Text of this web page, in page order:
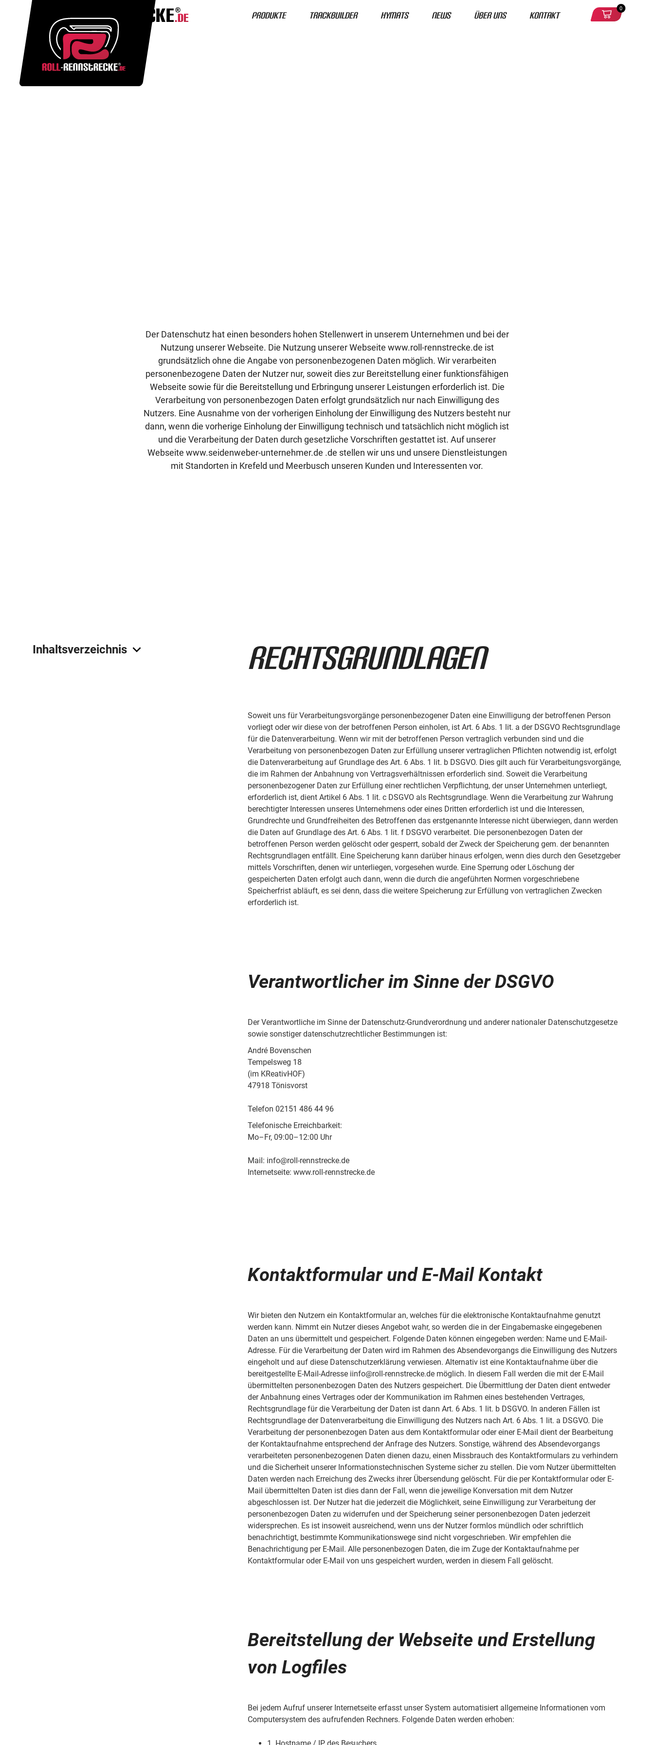
Produkte Trackbuilder HyMats News Über uns Kontakt
0
Der Datenschutz hat einen besonders hohen Stellenwert in unserem Unternehmen und bei der
Nutzung unserer Webseite. Die Nutzung unserer Webseite www.roll-rennstrecke.de ist
grundsätzlich ohne die Angabe von personenbezogenen Daten möglich. Wir verarbeiten
personenbezogene Daten der Nutzer nur, soweit dies zur Bereitstellung einer funktionsfähigen
Webseite sowie für die Bereitstellung und Erbringung unserer Leistungen erforderlich ist. Die
Verarbeitung von personenbezogen Daten erfolgt grundsätzlich nur nach Einwilligung des
Nutzers. Eine Ausnahme von der vorherigen Einholung der Einwilligung des Nutzers besteht nur
dann, wenn die vorherige Einholung der Einwilligung technisch und tatsächlich nicht möglich ist
und die Verarbeitung der Daten durch gesetzliche Vorschriften gestattet ist. Auf unserer
Webseite www.seidenweber-unternehmer.de .de stellen wir uns und unsere Dienstleistungen
mit Standorten in Krefeld und Meerbusch unseren Kunden und Interessenten vor.
Inhaltsverzeichnis Rechtsgrundlagen
Soweit uns für Verarbeitungsvorgänge personenbezogener Daten eine Einwilligung der betroffenen Person
vorliegt oder wir diese von der betroffenen Person einholen, ist Art. 6 Abs. 1 lit. a der DSGVO Rechtsgrundlage
für die Datenverarbeitung. Wenn wir mit der betroffenen Person vertraglich verbunden sind und die
Verarbeitung von personenbezogen Daten zur Erfüllung unserer vertraglichen Pflichten notwendig ist, erfolgt
die Datenverarbeitung auf Grundlage des Art. 6 Abs. 1 lit. b DSGVO. Dies gilt auch für Verarbeitungsvorgänge,
die im Rahmen der Anbahnung von Vertragsverhältnissen erforderlich sind. Soweit die Verarbeitung
personenbezogener Daten zur Erfüllung einer rechtlichen Verpflichtung, der unser Unternehmen unterliegt,
erforderlich ist, dient Artikel 6 Abs. 1 lit. c DSGVO als Rechtsgrundlage. Wenn die Verarbeitung zur Wahrung
berechtigter Interessen unseres Unternehmens oder eines Dritten erforderlich ist und die Interessen,
Grundrechte und Grundfreiheiten des Betroffenen das erstgenannte Interesse nicht überwiegen, dann werden
die Daten auf Grundlage des Art. 6 Abs. 1 lit. f DSGVO verarbeitet. Die personenbezogen Daten der
betroffenen Person werden gelöscht oder gesperrt, sobald der Zweck der Speicherung gem. der benannten
Rechtsgrundlagen entfällt. Eine Speicherung kann darüber hinaus erfolgen, wenn dies durch den Gesetzgeber
mittels Vorschriften, denen wir unterliegen, vorgesehen wurde. Eine Sperrung oder Löschung der
gespeicherten Daten erfolgt auch dann, wenn die durch die angeführten Normen vorgeschriebene
Speicherfrist abläuft, es sei denn, dass die weitere Speicherung zur Erfüllung von vertraglichen Zwecken
erforderlich ist.
Verantwortlicher im Sinne der DSGVO
Der Verantwortliche im Sinne der Datenschutz-Grundverordnung und anderer nationaler Datenschutzgesetze
sowie sonstiger datenschutzrechtlicher Bestimmungen ist:
André Bovenschen
Tempelsweg 18
(im KReativHOF)
47918 Tönisvorst
Telefon 02151 486 44 96
Telefonische Erreichbarkeit:
Mo–Fr, 09:00–12:00 Uhr
Mail: info@roll-rennstrecke.de
Internetseite: www.roll-rennstrecke.de
Kontaktformular und E-Mail Kontakt
Wir bieten den Nutzern ein Kontaktformular an, welches für die elektronische Kontaktaufnahme genutzt
werden kann. Nimmt ein Nutzer dieses Angebot wahr, so werden die in der Eingabemaske eingegebenen
Daten an uns übermittelt und gespeichert. Folgende Daten können eingegeben werden: Name und E-Mail-
Adresse. Für die Verarbeitung der Daten wird im Rahmen des Absendevorgangs die Einwilligung des Nutzers
eingeholt und auf diese Datenschutzerklärung verwiesen. Alternativ ist eine Kontaktaufnahme über die
bereitgestellte E-Mail-Adresse iinfo@roll-rennstrecke.de möglich. In diesem Fall werden die mit der E-Mail
übermittelten personenbezogen Daten des Nutzers gespeichert. Die Übermittlung der Daten dient entweder
der Anbahnung eines Vertrages oder der Kommunikation im Rahmen eines bestehenden Vertrages,
Rechtsgrundlage für die Verarbeitung der Daten ist dann Art. 6 Abs. 1 lit. b DSGVO. In anderen Fällen ist
Rechtsgrundlage der Datenverarbeitung die Einwilligung des Nutzers nach Art. 6 Abs. 1 lit. a DSGVO. Die
Verarbeitung der personenbezogen Daten aus dem Kontaktformular oder einer E-Mail dient der Bearbeitung
der Kontaktaufnahme entsprechend der Anfrage des Nutzers. Sonstige, während des Absendevorgangs
verarbeiteten personenbezogenen Daten dienen dazu, einen Missbrauch des Kontaktformulars zu verhindern
und die Sicherheit unserer Informationstechnischen Systeme sicher zu stellen. Die vom Nutzer übermittelten
Daten werden nach Erreichung des Zwecks ihrer Übersendung gelöscht. Für die per Kontaktformular oder E-
Mail übermittelten Daten ist dies dann der Fall, wenn die jeweilige Konversation mit dem Nutzer
abgeschlossen ist. Der Nutzer hat die jederzeit die Möglichkeit, seine Einwilligung zur Verarbeitung der
personenbezogen Daten zu widerrufen und der Speicherung seiner personenbezogen Daten jederzeit
widersprechen. Es ist insoweit ausreichend, wenn uns der Nutzer formlos mündlich oder schriftlich
benachrichtigt, bestimmte Kommunikationswege sind nicht vorgeschrieben. Wir empfehlen die
Benachrichtigung per E-Mail. Alle personenbezogen Daten, die im Zuge der Kontaktaufnahme per
Kontaktformular oder E-Mail von uns gespeichert wurden, werden in diesem Fall gelöscht.
Bereitstellung der Webseite und Erstellung
von Logfiles
Bei jedem Aufruf unserer Internetseite erfasst unser System automatisiert allgemeine Informationen vom
Computersystem des aufrufenden Rechners. Folgende Daten werden erhoben: